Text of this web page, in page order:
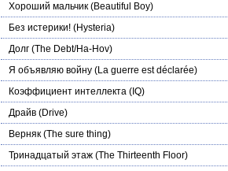
Хороший мальчик (Beautiful Boy)
Без истерики! (Hysteria)
Долг (The Debt/Ha-Hov)
Я объявляю войну (La guerre est déclarée)
Коэффициент интеллекта (IQ)
Драйв (Drive)
Верняк (The sure thing)
Тринадцатый этаж (The Thirteenth Floor)